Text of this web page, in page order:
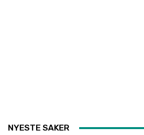
NYESTE SAKER